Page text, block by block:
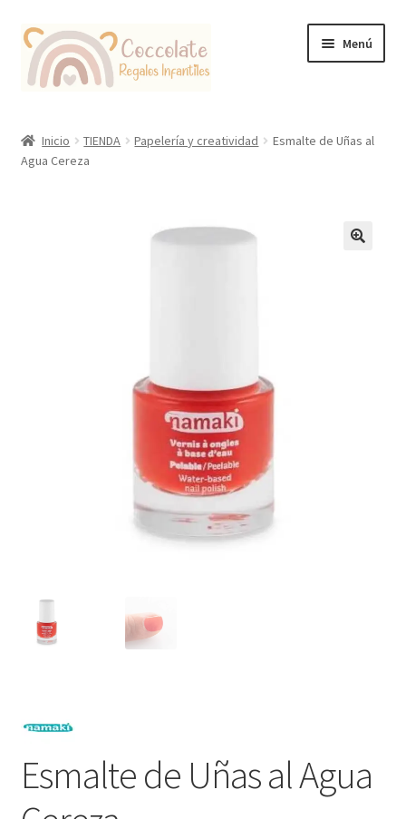
Ir
la
Ir
contenido
Menú
Coccolate Puericultura y Juguetería Educativa
Inicio TIENDA Papelería y creatividad
Esmalte de Uñas al
Agua Cereza
Esmalte de Uñas al Agua